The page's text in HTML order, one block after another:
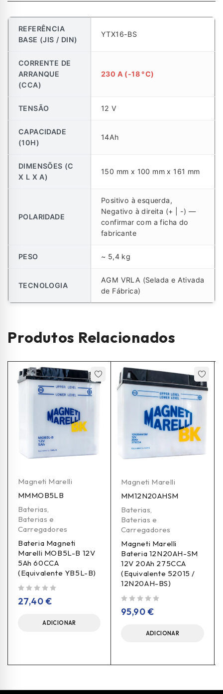
REFERÊNCIA
BASE (JIS / DIN)
YTX16-BS
CORRENTE DE
ARRANQUE
(CCA)
230 A (-18 °C)
TENSÃO 12 V
CAPACIDADE
(10H)
14Ah
DIMENSÕES (C
X L X A)
150 mm x 100 mm x 161 mm
POLARIDADE
Positivo à esquerda,
Negativo à direita (+ | -) —
confirmar com a ficha do
fabricante
PESO ~ 5,4 kg
TECNOLOGIA
AGM VRLA (Selada e Ativada
de Fábrica)
Produtos Relacionados
Magneti Marelli
MMMOB5LB
Baterias,
Baterias e
Carregadores
Bateria Magneti
Marelli MOB5L-B 12V
5Ah 60CCA
(Equivalente YB5L-B)
27,40€
ADICIONAR
Magneti Marelli
MM12N20AHSM
Baterias,
Baterias e
Carregadores
Magneti Marelli
Bateria 12N20AH-SM
12V 20Ah 275CCA
(Equivalente 52015 /
12N20AH-BS)
95,90€
ADICIONAR